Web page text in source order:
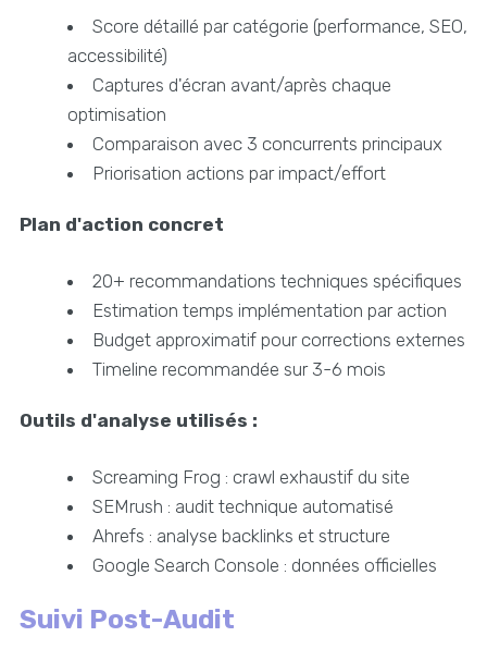
Score détaillé par catégorie (performance, SEO,
accessibilité)
Captures d'écran avant/après chaque
optimisation
Comparaison avec 3 concurrents principaux
Priorisation actions par impact/effort
Plan d'action concret
20+ recommandations techniques spécifiques
Estimation temps implémentation par action
Budget approximatif pour corrections externes
Timeline recommandée sur 3-6 mois
Outils d'analyse utilisés :
Screaming Frog : crawl exhaustif du site
SEMrush : audit technique automatisé
Ahrefs : analyse backlinks et structure
Google Search Console : données officielles
Suivi Post-Audit